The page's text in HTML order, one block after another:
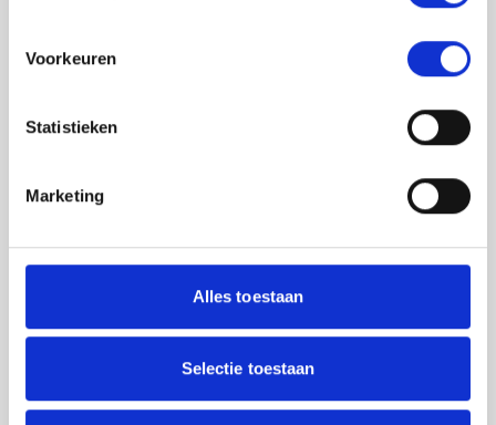
Voorkeuren
Statistieken
Marketing
Alles toestaan
Selectie toestaan
Jouw feedback wordt verwerkt door de
adviseurs van het team richtlijnen NCJ. Als zij
feedback meegenomen wordt met de
Ik ga akkoord dat mijn gegevens
worden gedeeld met de
zijn bij deze JGZ-richtlijn.
Versturen